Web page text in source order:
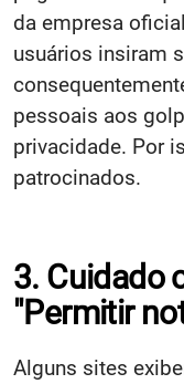
da empresa
usuários insiram
pessoais aos
privacidade. Por
patrocinados.
3. Cuidado
"Permitir
Alguns sites